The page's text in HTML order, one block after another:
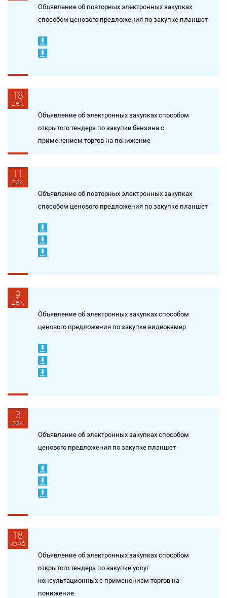
Объявление об повторных электронных закупках
способом ценового предложения по закупке планшет
18
дек.
Объявление об электронных закупках способом
открытого тендера по закупке бензина c
применением торгов на понижение
11
дек.
Объявление об повторных электронных закупках
способом ценового предложения по закупке планшет
9
дек.
Объявление об электронных закупках способом
ценового предложения по закупке видеокамер
3
дек.
Объявление об электронных закупках способом
ценового предложения по закупке планшет
18
нояб.
Объявление об электронных закупках способом
открытого тендера по закупке услуг
консультационных с применением торгов на
понижение